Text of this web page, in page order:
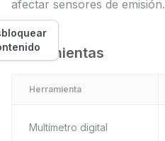
afectar sensores de emisión.
Herramientas
Herramienta
Multímetro digital